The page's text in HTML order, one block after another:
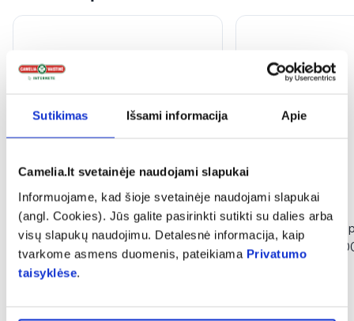
Sutikimas Išsami informacija Apie
Camelia.lt svetainėje naudojami slapukai
Informuojame, kad šioje svetainėje naudojami slapukai
(angl. Cookies). Jūs galite pasirinkti sutikti su dalies arba
visų slapukų naudojimu. Detalesnė informacija, kaip
tvarkome asmens duomenis, pateikiama Privatumo
taisyklėse.
1+1
VIVAVIT maisto papildas
VITAMINAS C 500 mg, prailginto
veikimo, 45 tab.
8,89 €
1+1
VIVAVIT maisto
VITAMINAS C
3,89 €